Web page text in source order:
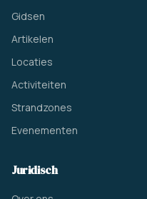
Gidsen
Artikelen
Locaties
Activiteiten
Strandzones
Evenementen
Juridisch